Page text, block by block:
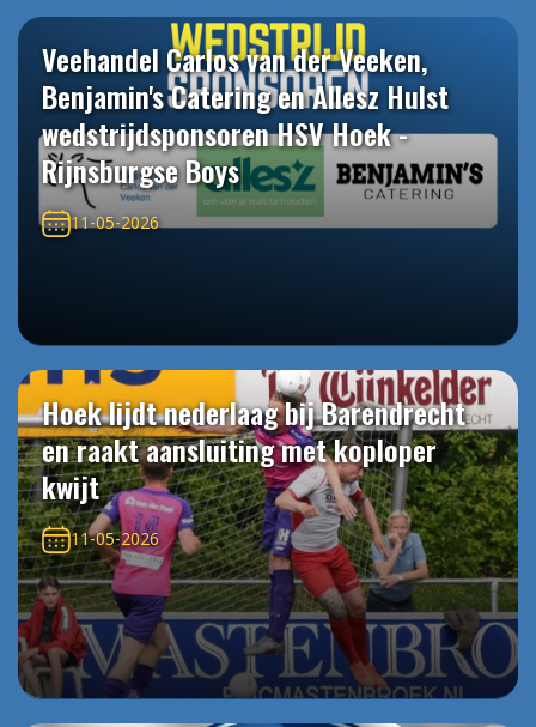
Veehandel Carlos van der Veeken,
Benjamin's Catering en Allesz Hulst
wedstrijdsponsoren HSV Hoek -
Rijnsburgse Boys
11-05-2026
Hoek lijdt nederlaag bij Barendrecht
en raakt aansluiting met koploper
kwijt
11-05-2026